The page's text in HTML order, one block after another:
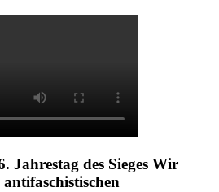
Jahrestag des Sieges Wir